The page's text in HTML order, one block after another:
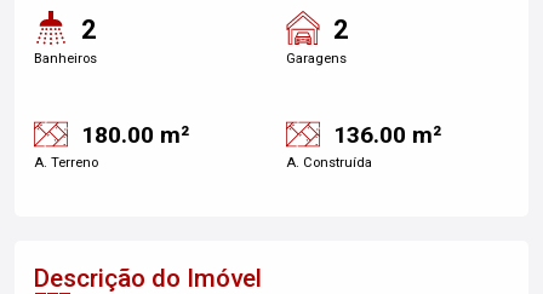
2
Banheiros
2
Garagens
180.00 m²
A. Terreno
136.00 m²
A. Construída
Descrição do Imóvel